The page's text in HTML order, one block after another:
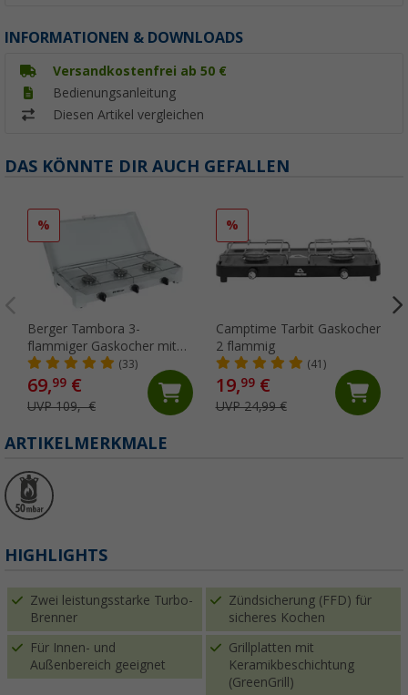
INFORMATIONEN & DOWNLOADS
Versandkostenfrei ab 50 €
Bedienungsanleitung
Diesen Artikel vergleichen
DAS KÖNNTE DIR AUCH GEFALLEN
%
Berger Tambora 3-
flammiger Gaskocher mit
Zündsicherung (33)
69,99 €
UVP 109,- €
%
Camptime Tarbit Gaskocher
2 flammig
(41)
19,99€
UVP 24,99 €
ARTIKELMERKMALE
HIGHLIGHTS
Zwei leistungsstarke Turbo-
Brenner
Zündsicherung (FFD) für
sicheres Kochen
Für Innen- und
Außenbereich geeignet
Grillplatten mit
Keramikbeschichtung
(GreenGrill)